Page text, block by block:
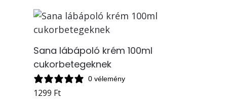
Sana lábápoló krém 100ml
cukorbetegeknek
0 vélemény
1299 Ft